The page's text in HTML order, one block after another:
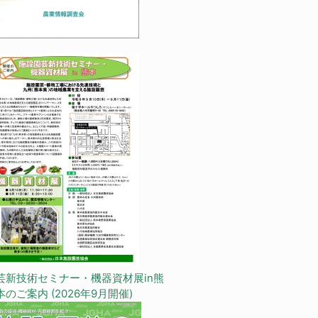
新技術セミナー・機器資材展in熊
のご案内 (2026年9月開催)